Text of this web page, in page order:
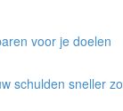
voor je doelen
schulden sneller